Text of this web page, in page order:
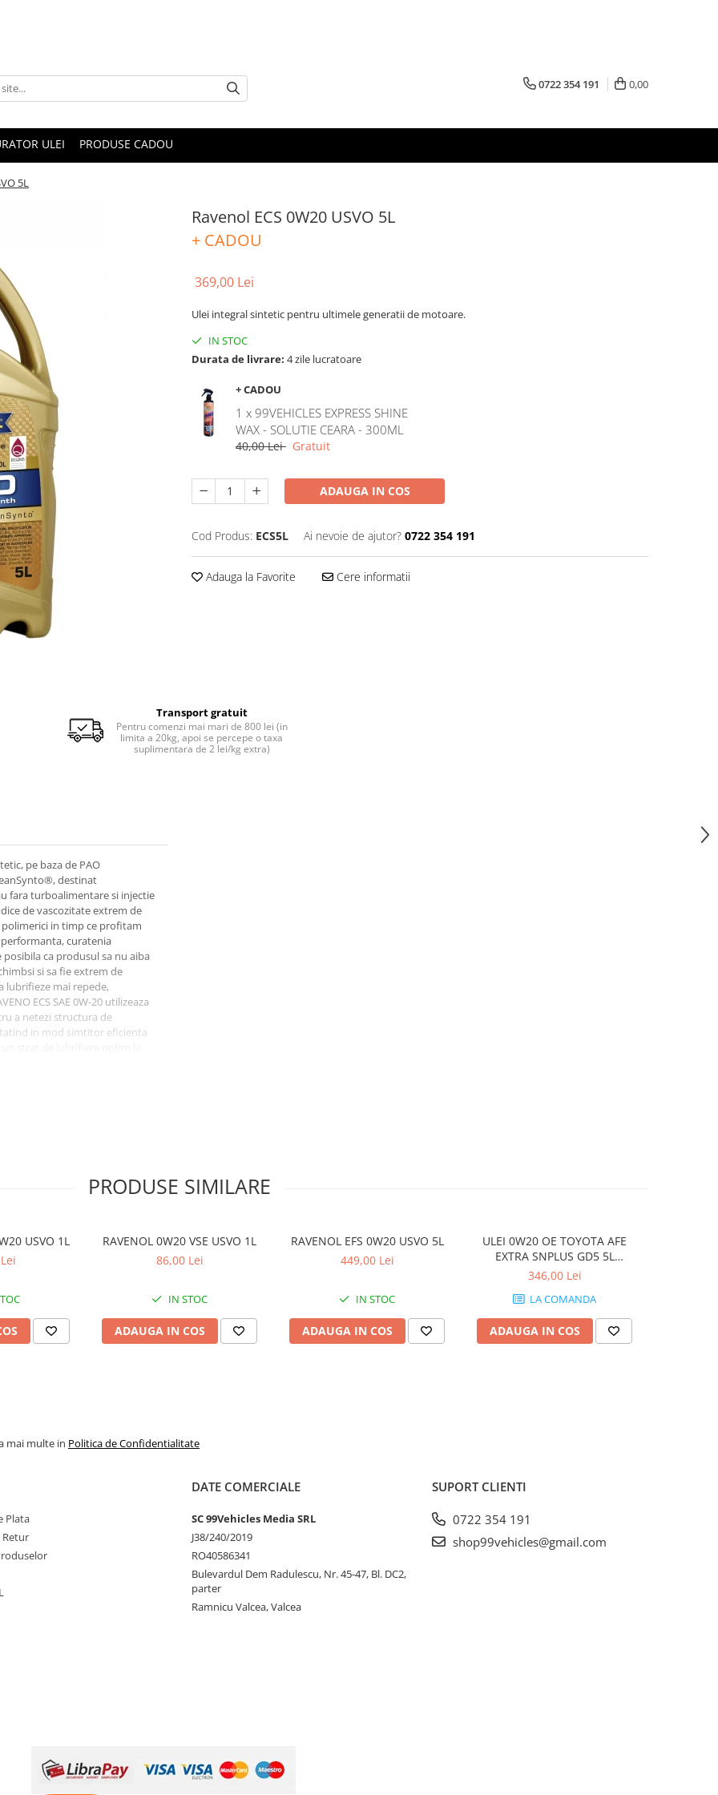
0722 354 191 0,00
ULEI PRODUSE CADOU
5L
Ravenol ECS 0W20 USVO 5L
+ CADOU
369,00 Lei
Ulei integral sintetic pentru ultimele generatii de motoare.
IN STOC
Durata de livrare: 4 zile lucratoare
+ CADOU
1 x 99VEHICLES EXPRESS SHINE
WAX - SOLUTIE CEARA - 300ML
40,00 Lei Gratuit
ADAUGA IN COS
Cod Produs: ECS5L Ai nevoie de ajutor? 0722 354 191
Adauga la Favorite Cere informatii
Transport gratuit
Pentru comenzi mai mari de 800 lei (in
limita a 20kg, apoi se percepe o taxa
suplimentara de 2 lei/kg extra)
pe baza de PAO
destinat
fara turboalimentare si injectie
de vascozitate extrem de
in timp ce profitam
curatenia
ca produsul sa nu aiba
si sa fie extrem de
lubrifieze mai repede,
ECS SAE 0W-20 utilizeaza
a netezi structura de
in mod simtitor eficienta
si pierderilor de ulei prin
rece asigura lubrifierea
poluante. Micsoreaza
MB-Freigabe 229.71, Opel
Subaru, Suzuki, Toyota,
PRODUSE SIMILARE
USVO 1L
RAVENOL 0W20 VSE USVO 1L
86,00 Lei
IN STOC
ADAUGA IN COS
RAVENOL EFS 0W20 USVO 5L
449,00 Lei
IN STOC
ADAUGA IN COS
ULEI 0W20 OE TOYOTA AFE
EXTRA SNPLUS GD5 5L
0888086294
346,00 Lei
LA COMANDA
ADAUGA IN COS
mai multe in Politica de Confidentialitate
Plata
Retur
DATE COMERCIALE
SC 99Vehicles Media SRL
J38/240/2019
RO40586341
Bulevardul Dem Radulescu, Nr. 45-47, Bl. DC2,
parter
Ramnicu Valcea, Valcea
SUPORT CLIENTI
0722 354 191
shop99vehicles@gmail.com